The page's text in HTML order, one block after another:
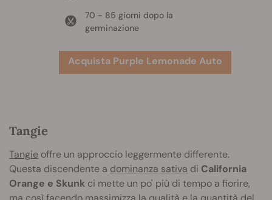
70 - 85 giorni dopo la
germinazione
Acquista Purple Lemonade Auto
Tangie
Tangie offre un approccio leggermente differente.
Questa discendente a dominanza sativa di California
Orange e Skunk ci mette un po' più di tempo a fiorire,